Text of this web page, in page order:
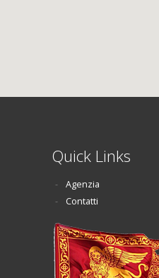
Quick Links
Agenzia
Contatti